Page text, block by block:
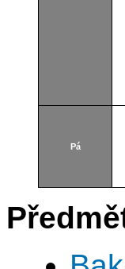
Pá